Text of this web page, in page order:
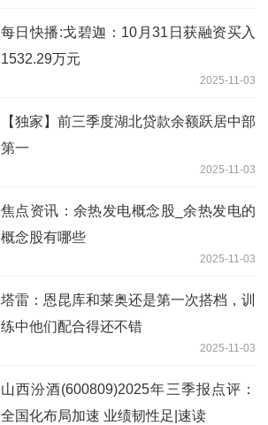
每日快播:戈碧迦：10月31日获融资买入
1532.29万元
2025-11-03
【独家】前三季度湖北贷款余额跃居中部
第一
2025-11-03
焦点资讯：余热发电概念股_余热发电的
概念股有哪些
2025-11-03
塔雷：恩昆库和莱奥还是第一次搭档，训
练中他们配合得还不错
2025-11-03
山西汾酒(600809)2025年三季报点评：
全国化布局加速 业绩韧性足|速读